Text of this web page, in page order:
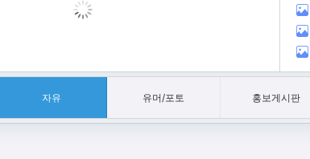
자유 유머/포토 홍보게시판